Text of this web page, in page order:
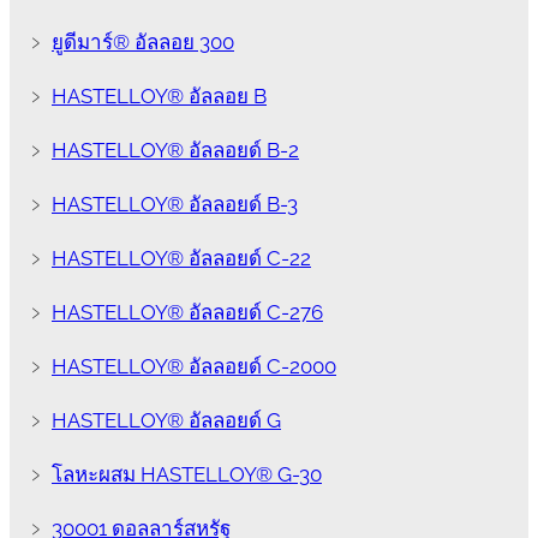
﹥ ยูดีมาร์® อัลลอย 300
﹥ HASTELLOY® อัลลอย B
﹥ HASTELLOY® อัลลอยด์ B-2
﹥ HASTELLOY® อัลลอยด์ B-3
﹥ HASTELLOY® อัลลอยด์ C-22
﹥ HASTELLOY® อัลลอยด์ C-276
﹥ HASTELLOY® อัลลอยด์ C-2000
﹥ HASTELLOY® อัลลอยด์ G
﹥ โลหะผสม HASTELLOY® G-30
﹥ 30001 ดอลลาร์สหรัฐ